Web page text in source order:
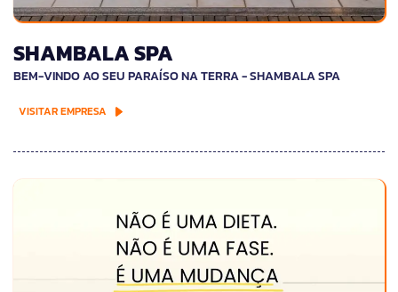
SHAMBALA SPA
BEM-VINDO AO SEU PARAÍSO NA TERRA - SHAMBALA SPA
VISITAR EMPRESA